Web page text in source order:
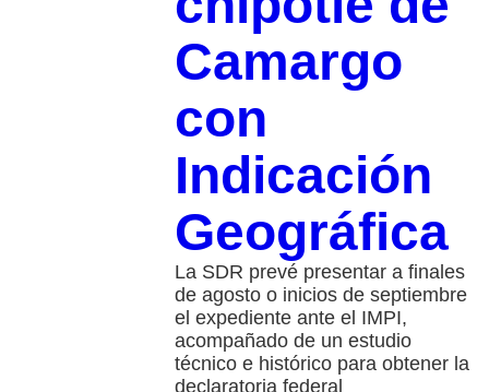
Camargo
con
Indicación
Geográfica
La SDR prevé presentar a finales
de agosto o inicios de septiembre
el expediente ante el IMPI,
acompañado de un estudio
técnico e histórico para obtener la
declaratoria federal